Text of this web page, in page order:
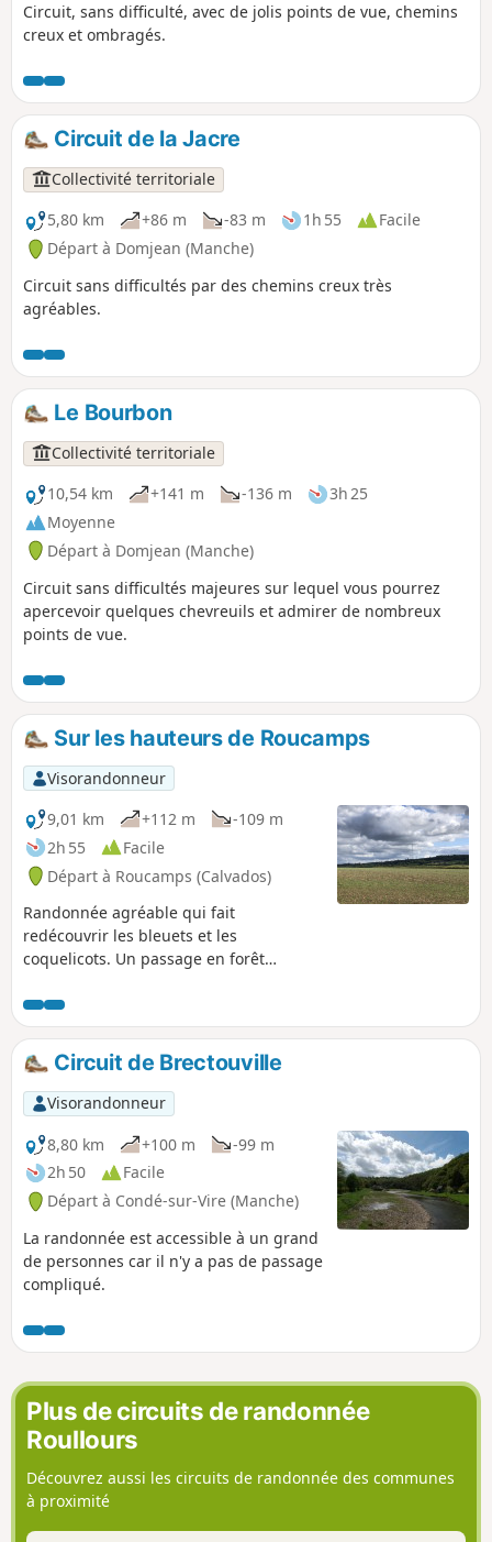
Circuit, sans difficulté, avec de jolis points de vue, chemins
creux et ombragés.
Circuit de la Jacre
Collectivité territoriale
5,80 km
+86 m -83 m 1h 55
Facile
Départ à Domjean (Manche)
Circuit sans difficultés par des chemins creux très
agréables.
Le Bourbon
Collectivité territoriale
10,54 km
+141 m -136 m
3h 25
Moyenne
Départ à Domjean (Manche)
Circuit sans difficultés majeures sur lequel vous pourrez
apercevoir quelques chevreuils et admirer de nombreux
points de vue.
Sur les hauteurs de Roucamps
Visorandonneur
9,01 km
+112 m
-109 m
2h 55
Facile
Départ à Roucamps (Calvados)
Randonnée agréable qui fait
redécouvrir les bleuets et les
coquelicots. Un passage en forêt
Circuit de Brectouville
Visorandonneur
8,80 km
+100 m
-99 m
2h 50
Facile
Départ à Condé-sur-Vire (Manche)
La randonnée est accessible à un grand
de personnes car il n'y a pas de passage
compliqué.
Plus de circuits de randonnée
Roullours
Découvrez aussi les circuits de randonnée des communes
à proximité